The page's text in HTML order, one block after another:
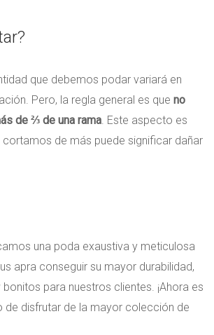
que debemos podar variará en
Pero, la regla general es que no
de ⅔ de una rama. Este aspecto es
cortamos de más puede significar dañar
una poda exaustiva y meticulosa
apra conseguir su mayor durabilidad,
para nuestros clientes. ¡Ahora es
de disfrutar de la mayor colección de